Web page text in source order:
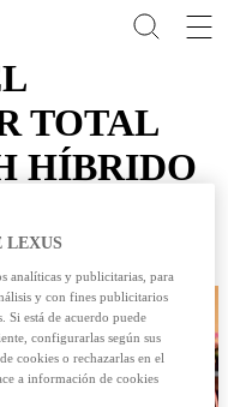
TOTAL
HÍBRIDO
LEXUS
analíticas y publicitarias, para
y con fines publicitarios
Si está de acuerdo puede
configurarlas según sus
cookies o rechazarlas en el
a información de cookies